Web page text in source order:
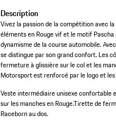
Description
Vivez la passion de la compétition avec
éléments en Rouge vif et le motif
dynamisme de la course automobile.
se distingue par son grand confort. Les
fermeture à glissière sur le col et les
Motorsport est renforcé par le logo et
Veste intermédiaire unisexe confortable
sur les manches en Rouge.Tirette de
Raceborn au dos.